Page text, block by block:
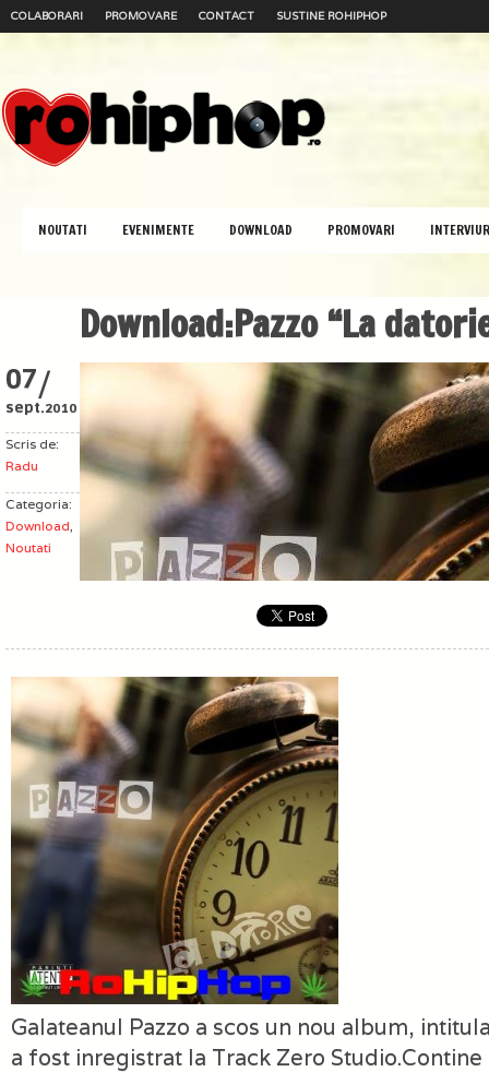
COLABORARI PROMOVARE CONTACT SUSTINE ROHIPHOP
NOUTATI EVENIMENTE DOWNLOAD PROMOVARI
Download:Pazzo “La
07/
sept.2010
Scris de:
Radu
Categoria:
Download,
Noutati
Galateanul Pazzo a scos un nou album,
a fost inregistrat la Track Zero Studio.Contine